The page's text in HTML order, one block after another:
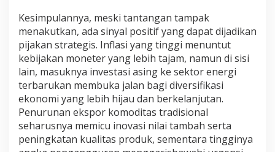
Kesimpulannya, meski tantangan tampak
menakutkan, ada sinyal positif yang dapat dijadikan
pijakan strategis. Inflasi yang tinggi menuntut
kebijakan moneter yang lebih tajam, namun di sisi
lain, masuknya investasi asing ke sektor energi
terbarukan membuka jalan bagi diversifikasi
ekonomi yang lebih hijau dan berkelanjutan.
Penurunan ekspor komoditas tradisional
seharusnya memicu inovasi nilai tambah serta
peningkatan kualitas produk, sementara tingginya